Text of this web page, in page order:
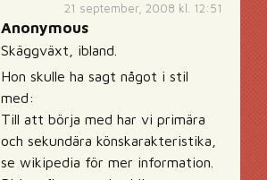
21 september, 2008 kl. 12:51
Anonymous
Skäggväxt, ibland.
Hon skulle ha sagt något i stil
med:
Till att börja med har vi primära
och sekundära könskarakteristika,
se wikipedia för mer information.